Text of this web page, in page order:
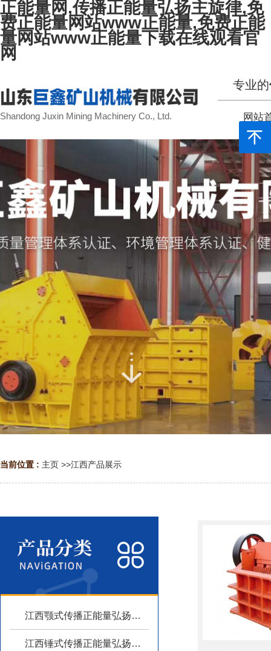
正能量网,传播正能量弘扬主旋律,免
费正能量网站www正能量,免费正能
量网站www正能量下载在线观看官
网
Shandong Juxin Mining Machinery Co., Ltd.
专业的
网站
当前位置 : 主页 >>江西产品展示
江西颚式传播正能量弘扬主旋律系列
江西锤式传播正能量弘扬主旋律系列